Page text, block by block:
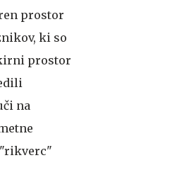
prostor
ki so
prostor
na